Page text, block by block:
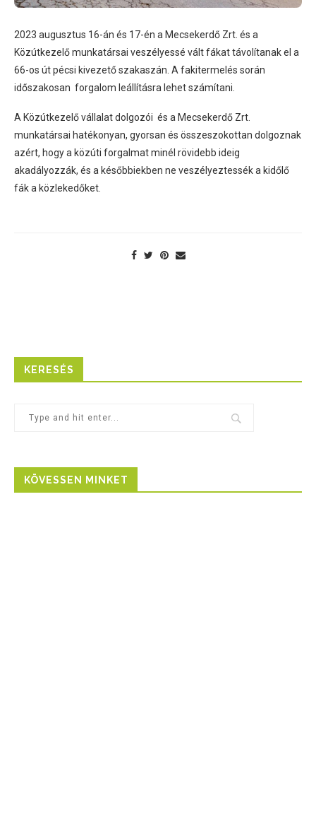
2023 augusztus 16-án és 17-én a Mecsekerdő Zrt. és a
Közútkezelő munkatársai veszélyessé vált fákat távolítanak el a
66-os út pécsi kivezető szakaszán. A fakitermelés során
időszakosan forgalom leállításra lehet számítani.
A Közútkezelő vállalat dolgozói és a Mecsekerdő Zrt.
munkatársai hatékonyan, gyorsan és összeszokottan dolgoznak
azért, hogy a közúti forgalmat minél rövidebb ideig
akadályozzák, és a későbbiekben ne veszélyeztessék a kidőlő
fák a közlekedőket.
KERESÉS
KÖVESSEN MINKET